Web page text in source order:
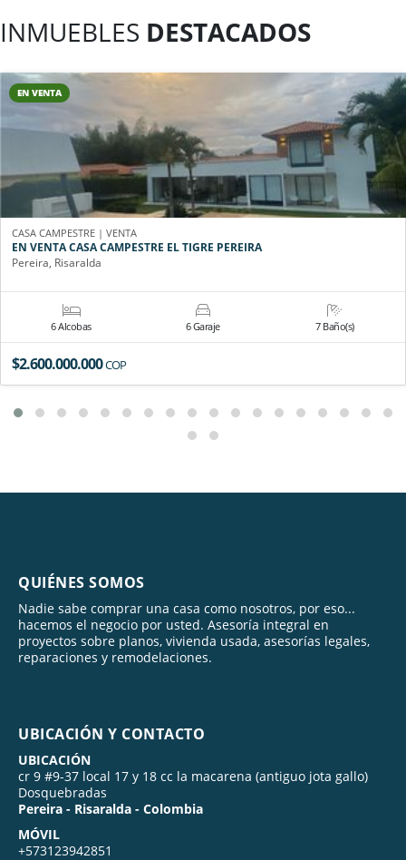
INMUEBLES DESTACADOS
EN VENTA
CASA CAMPESTRE | VENTA
EN VENTA CASA CAMPESTRE EL TIGRE PEREIRA
Pereira, Risaralda
6 Alcobas 6 Garaje 7 Baño(s)
$2.600.000.000COP
QUIÉNES SOMOS
Nadie sabe comprar una casa como nosotros, por eso...
hacemos el negocio por usted. Asesoría integral en
proyectos sobre planos, vivienda usada, asesorías legales,
reparaciones y remodelaciones.
UBICACIÓN Y CONTACTO
UBICACIÓN
cr 9 #9-37 local 17 y 18 cc la macarena (antiguo jota gallo)
Dosquebradas
Pereira - Risaralda - Colombia
MÓVIL
+573123942851